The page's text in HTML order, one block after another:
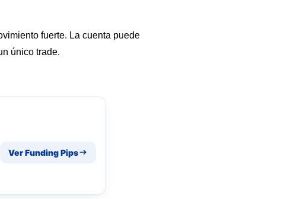
fuerte. La cuenta puede
único trade.
Ver Funding Pips